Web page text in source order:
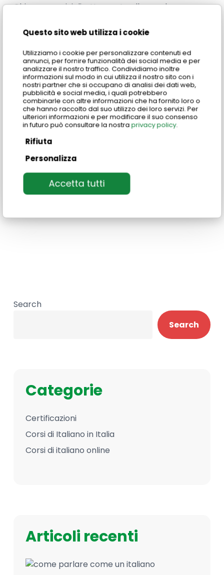
Questo sito web utilizza i cookie
Utilizziamo i cookie per personalizzare contenuti ed
annunci, per fornire funzionalità dei social media e per
analizzare il nostro traffico. Condividiamo inoltre
informazioni sul modo in cui utilizza il nostro sito con i
nostri partner che si occupano di analisi dei dati web,
pubblicità e social media, i quali potrebbero
combinarle con altre informazioni che ha fornito loro o
che hanno raccolto dal suo utilizzo dei loro servizi. Per
ulteriori informazioni e per modificare il suo consenso
in futuro può consultare la nostra privacy policy.
Rifiuta
Personalizza
Accetta tutti
Chiama o scrivi direttamente alla scuola per
consulta le recensioni online di studenti ed ex
orientarti nella scelta.
Francesca Pasotto
Sede di Urbania
Search
Search
Categorie
Certificazioni
Corsi di Italiano in Italia
Corsi di italiano online
Articoli recenti